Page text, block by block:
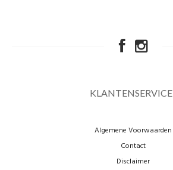
KLANTENSERVICE
Algemene Voorwaarden
Contact
Disclaimer